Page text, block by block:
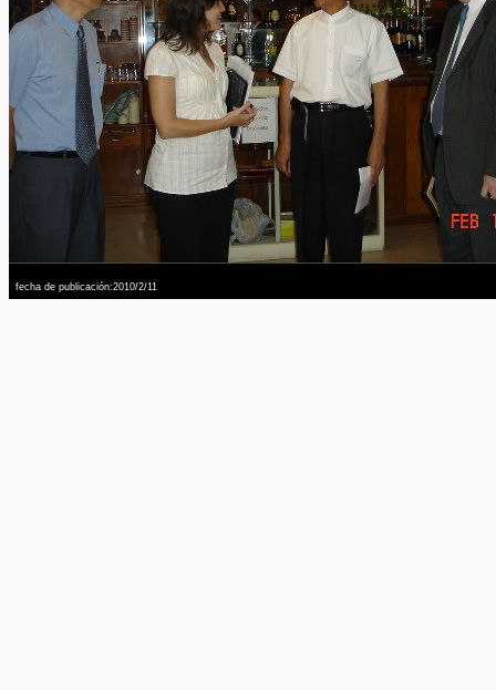
fecha de publicación:2010/2/11